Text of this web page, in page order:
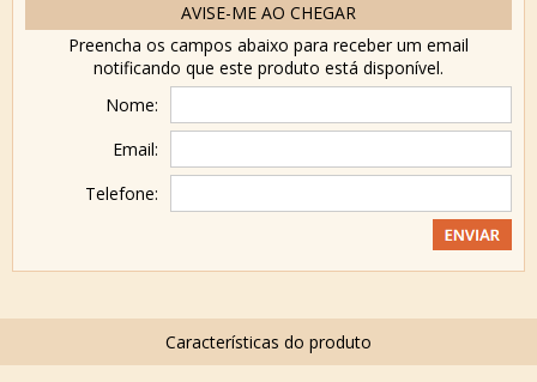
AVISE-ME AO CHEGAR
Preencha os campos abaixo para receber um email
notificando que este produto está disponível.
Nome:
Email:
Telefone: